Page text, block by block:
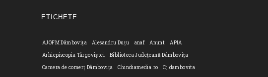
ETICHETE
AJOFM Dâmbovița Alesandru Duțu anaf Anunt
APIA
Arhiepiscopia Târgoviștei
Biblioteca Județeană Dâmbovița
Camera de comerț Dâmbovița
Chindiamedia.ro
Cj dambovita